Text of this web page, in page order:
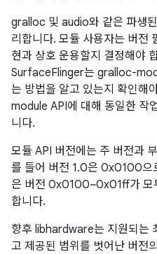
gralloc 및 audio와 같은 파생
리합니다. 모듈 사용자는 버전
현과 상호 운용할지 결정해야
SurfaceFlinger는 gralloc-
는 방법을 알고 있는지 확인해
module API에 대해 동일한 작
니다.
모듈 API 버전에는 주 버전과
를 들어 버전 1.0은 0x0100으
은 버전 0x0100~0x01ff가 모
합니다.
향후 libhardware는 지원되는
고 제공된 범위를 벗어난 버전